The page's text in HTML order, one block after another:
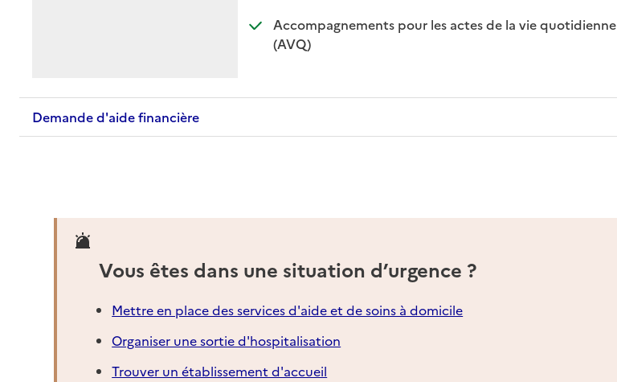
Accompagnements pour les actes de la vie quotidienne
(AVQ)
: disponible
: non disponible
Demande d'aide financière
Vous êtes dans une situation d’urgence ?
Mettre en place des services d'aide et de soins à domicile
Organiser une sortie d'hospitalisation
Trouver un établissement d'accueil